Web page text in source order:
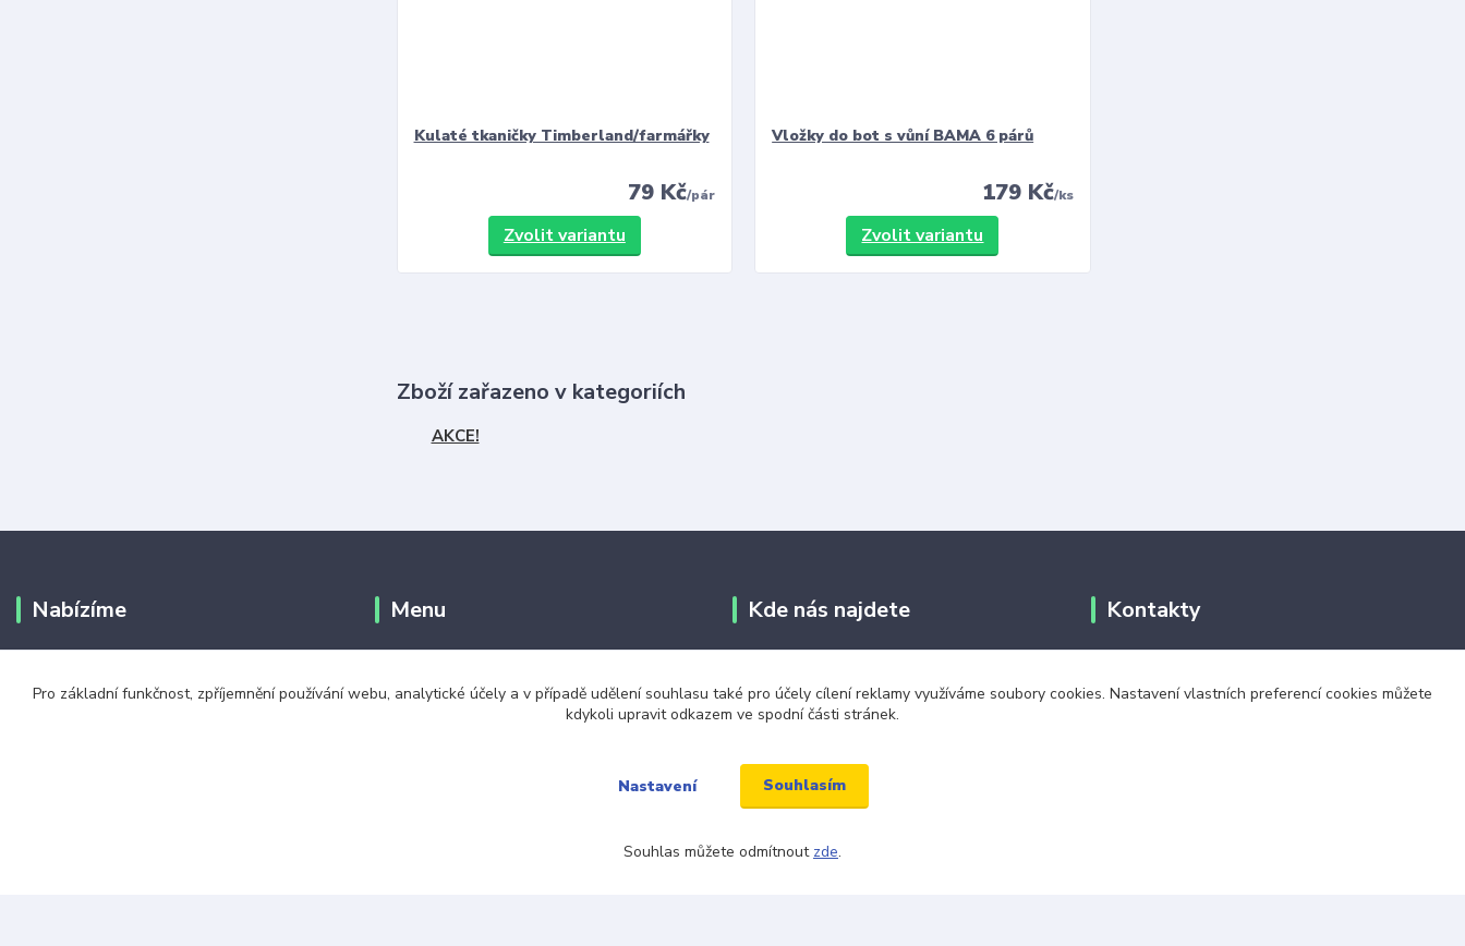
Kulaté tkaničky Timberland/farmářky
79 Kč/pár
Zvolit variantu
Vložky do bot s vůní BAMA 6 párů
179 Kč/ks
Zvolit variantu
Zboží zařazeno v kategoriích
AKCE!
Nabízíme
Největší výběr tkaniček!
Menu
Doprava a platba
Kde nás najdete
Jabloňová 2929/30
106 00 Praha 10
místo)
Kontakty
+420 703 024 309
Pro základní funkčnost, zpříjemnění používání webu, analytické účely a v případě udělení souhlasu také pro účely cílení reklamy využíváme soubory cookies. Nastavení vlastních preferencí cookies můžete
kdykoli upravit odkazem ve spodní části stránek.
Nastavení Souhlasím
Souhlas můžete odmítnout zde.